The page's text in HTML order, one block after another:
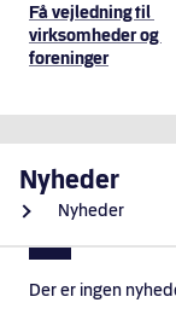
Få vejledning til
virksomheder og
foreninger
Nyheder
Nyheder
Der er ingen